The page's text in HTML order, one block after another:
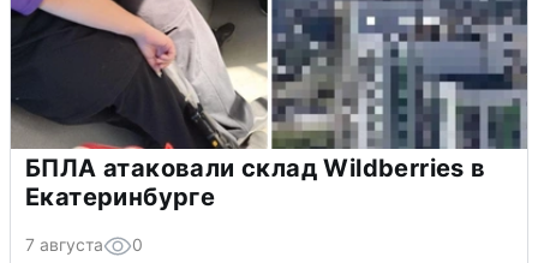
БПЛА атаковали склад Wildberries в
Екатеринбурге
7 августа 0